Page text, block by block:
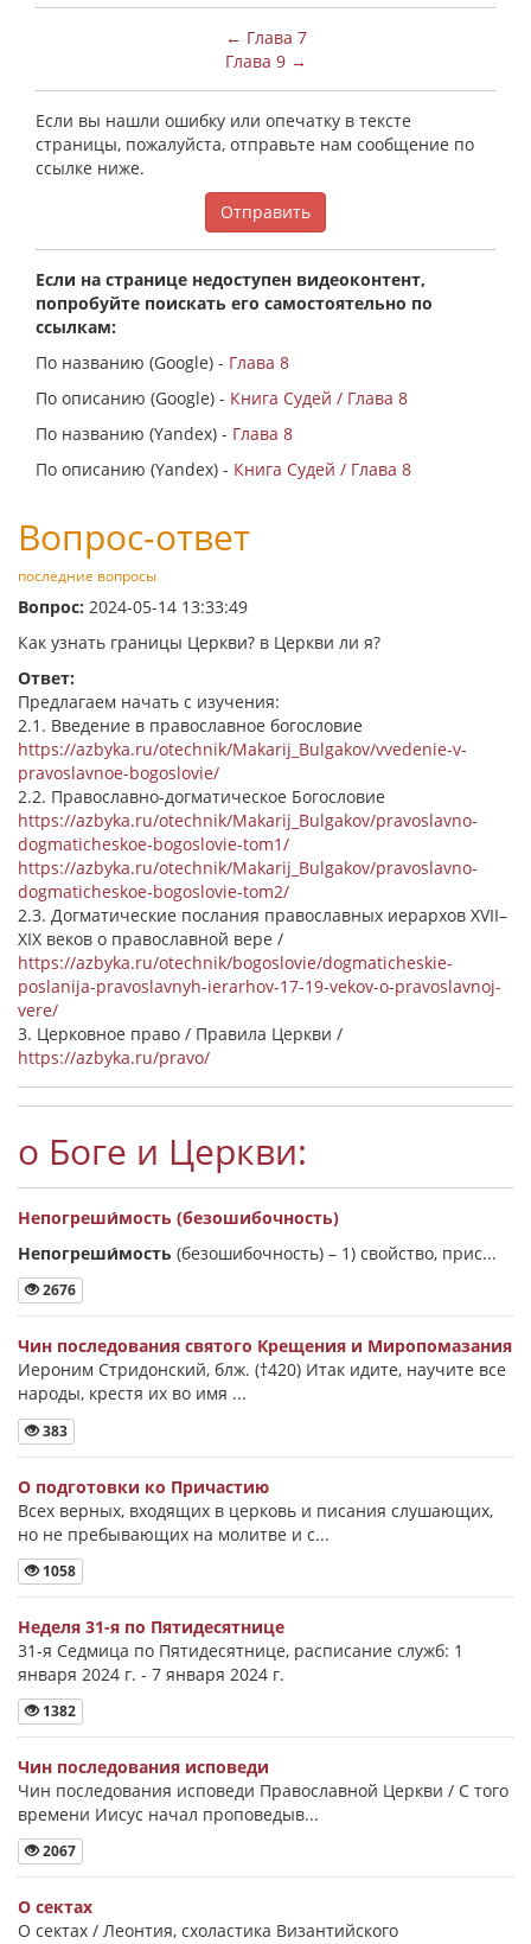
← Глава 7
Глава 9 →
Если вы нашли ошибку или опечатку в тексте
страницы, пожалуйста, отправьте нам сообщение по
ссылке ниже.
Отправить
Если на странице недоступен видеоконтент,
попробуйте поискать его самостоятельно по
ссылкам:
По названию (Google) - Глава 8
По описанию (Google) - Книга Судей / Глава 8
По названию (Yandex) - Глава 8
По описанию (Yandex) - Книга Судей / Глава 8
Вопрос-ответ
последние вопросы
Вопрос: 2024-05-14 13:33:49
Как узнать границы Церкви? в Церкви ли я?
Ответ:
Предлагаем начать с изучения:
2.1. Введение в православное богословие
https://azbyka.ru/otechnik/Makarij_Bulgakov/vvedenie-v-
pravoslavnoe-bogoslovie/
2.2. Православно-догматическое Богословие
https://azbyka.ru/otechnik/Makarij_Bulgakov/pravoslavno-
dogmaticheskoe-bogoslovie-tom1/
https://azbyka.ru/otechnik/Makarij_Bulgakov/pravoslavno-
dogmaticheskoe-bogoslovie-tom2/
2.3. Догматические послания православных иерархов XVII–
XIX веков о православной вере /
https://azbyka.ru/otechnik/bogoslovie/dogmaticheskie-
poslanija-pravoslavnyh-ierarhov-17-19-vekov-o-pravoslavnoj-
vere/
3. Церковное право / Правила Церкви /
https://azbyka.ru/pravo/
о Боге и Церкви:
Непогреши́мость (безошибочность)
Непогреши́мость (безошибочность) – 1) свойство, прис...
2676
Чин последования святого Крещения и Миропомазания
Иероним Стридонский, блж. (†420) Итак идите, научите все
народы, крестя их во имя ...
383
О подготовки ко Причастию
Всех верных, входящих в церковь и писания слушающих,
но не пребывающих на молитве и с...
1058
Неделя 31-я по Пятидесятнице
31-я Седмица по Пятидесятнице, расписание служб: 1
января 2024 г. - 7 января 2024 г.
1382
Чин последования исповеди
Чин последования исповеди Православной Церкви / С того
времени Иисус начал проповедыв...
2067
О сектах
О сектах / Леонтия, схоластика Византийского